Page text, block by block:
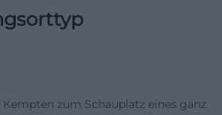
zum Schauplatz eines ganz